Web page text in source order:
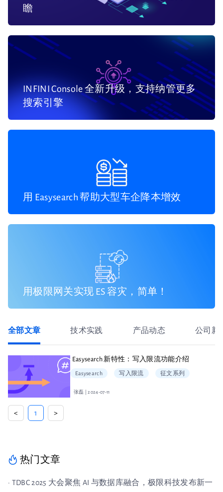
瞻
INFINI Console 全新升级，支持纳管更多
搜索引擎
用 Easysearch 帮助大型车企降本增效
用极限网关实现 ES 容灾，简单！
全部文章 技术实践 产品动态 公司新
Easysearch 新特性：写入限流功能介绍
Easysearch 写入限流 征文系列
张磊 | 2024-07-11
< 1 >
热门文章
· TDBC 2025 大会聚焦 AI 与数据库融合，极限科技发布新一